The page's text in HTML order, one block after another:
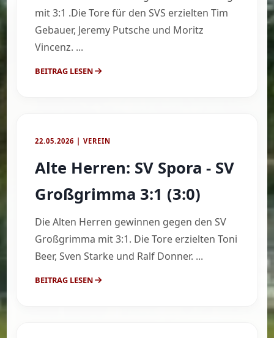
mit 3:1 .Die Tore für den SVS erzielten Tim
Gebauer, Jeremy Putsche und Moritz
Vincenz. ...
BEITRAG LESEN
22.05.2026 | VEREIN
Alte Herren: SV Spora - SV
Großgrimma 3:1 (3:0)
Die Alten Herren gewinnen gegen den SV
Großgrimma mit 3:1. Die Tore erzielten Toni
Beer, Sven Starke und Ralf Donner. ...
BEITRAG LESEN